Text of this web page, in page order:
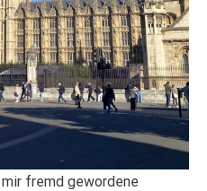
fremd gewordene